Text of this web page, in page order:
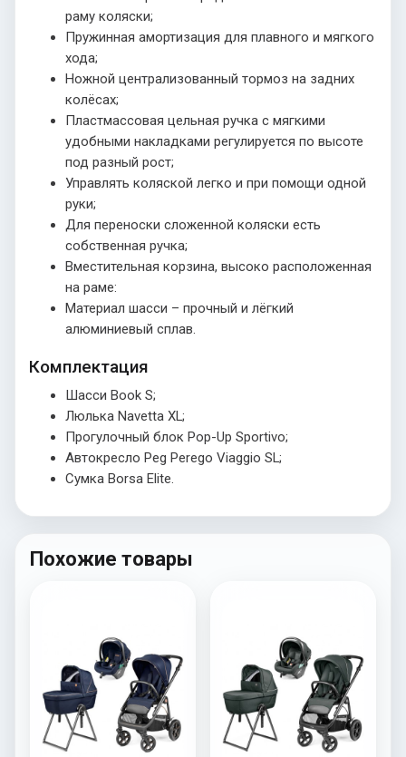
раму коляски;
Пружинная амортизация для плавного и мягкого
хода;
Ножной централизованный тормоз на задних
колёсах;
Пластмассовая цельная ручка с мягкими
удобными накладками регулируется по высоте
под разный рост;
Управлять коляской легко и при помощи одной
руки;
Для переноски сложенной коляски есть
собственная ручка;
Вместительная корзина, высоко расположенная
на раме:
Материал шасси – прочный и лёгкий
алюминиевый сплав.
Комплектация
Шасси Book S;
Люлька Navetta XL;
Прогулочный блок Pop-Up Sportivo;
Автокресло Peg Perego Viaggio SL;
Сумка Borsa Elite.
Похожие товары